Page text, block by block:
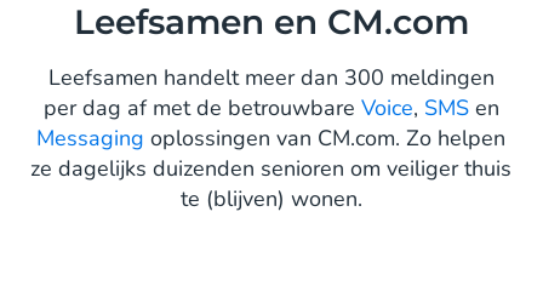
Leefsamen en CM.com
Leefsamen handelt meer dan 300 meldingen
per dag af met de betrouwbare Voice, SMSen
Messaging oplossingen van CM.com. Zo helpen
ze dagelijks duizenden senioren om veiliger thuis
te (blijven) wonen.